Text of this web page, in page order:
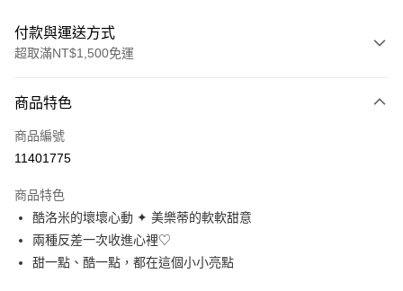
付款與運送方式
超取滿NT$1,500免運
信用卡一次付款
信用卡分期付款
合作金庫商業銀行
華南商業銀行
彰化商業銀行
上海商業儲蓄銀行
國泰世華商業銀行
兆豐國際商業銀行
6 期 0 利率 每期
華南商業銀行
上海商業儲蓄銀行
台北富邦商業銀行
超商取貨付款
LINE Pay
商品特色
商品編號
11401775
商品特色
酷洛米的壞壞心動 ✦ 美樂蒂的軟軟甜意
兩種反差一次收進心裡♡
甜一點、酷一點，都在這個小小亮點